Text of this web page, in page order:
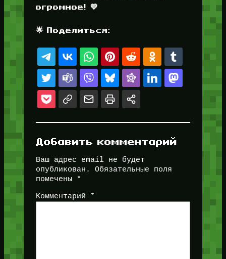
огромное! 💜
🌟 Поделиться:
Добавить комментарий
Ваш адрес email не будет
опубликован.
Обязательные поля
помечены
*
Комментарий *